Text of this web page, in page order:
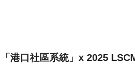
「港口社區系統」x 2025